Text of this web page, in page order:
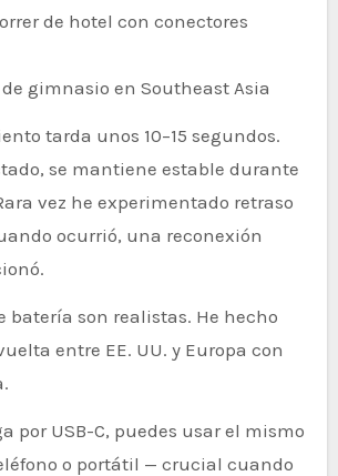
de hotel con conectores
de gimnasio en Southeast Asia
tarda unos 10–15 segundos.
se mantiene estable durante
vez he experimentado retraso
ocurrió, una reconexión
batería son realistas. He hecho
entre EE. UU. y Europa con
por USB-C, puedes usar el mismo
o portátil — crucial cuando